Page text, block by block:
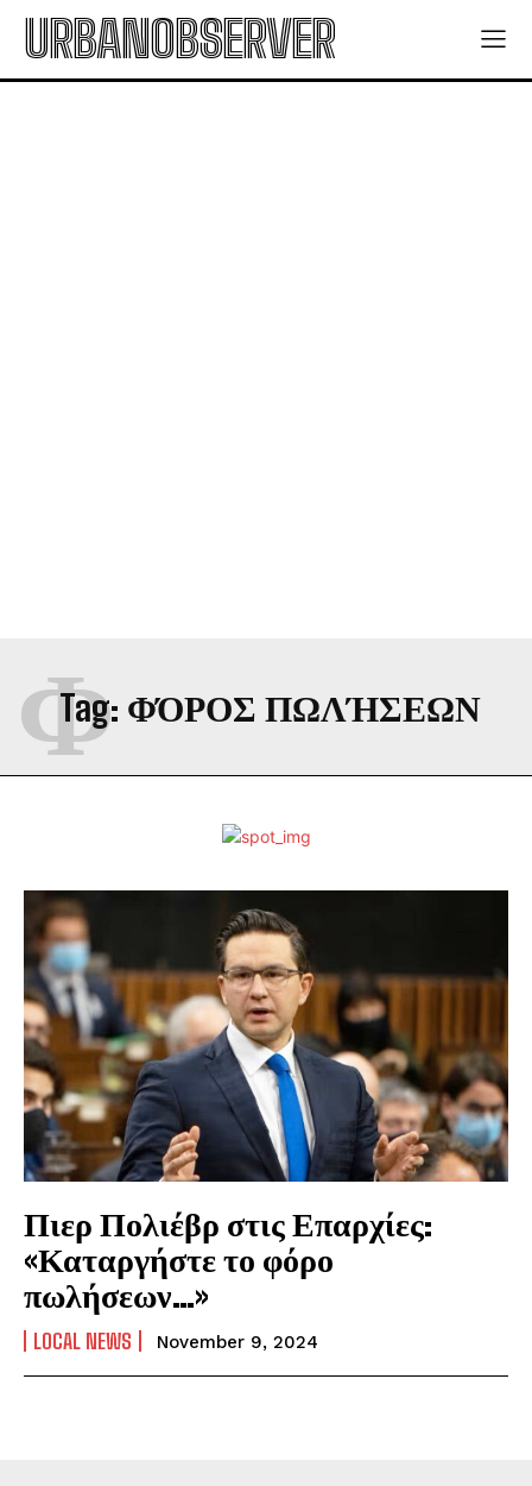
URBANOBSERVER
Tag: ΦΌΡΟΣ ΠΩΛΉΣΕΩΝ
Φ
Πιερ Πολιέβρ στις Επαρχίες:
«Καταργήστε το φόρο
πωλήσεων…»
LOCAL NEWS November 9, 2024